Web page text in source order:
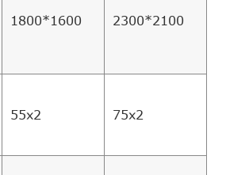
1800*1600 2300*2100
55x2 75x2